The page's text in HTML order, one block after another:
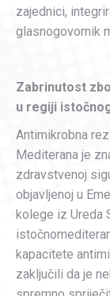
zajednici,
glasnogovornik
Zabrinutost
u regiji
Antimikrobna
Mediterana je
zdravstvenoj
objavljenoj u
kolege iz Ureda
kapacitete
zaključili da je